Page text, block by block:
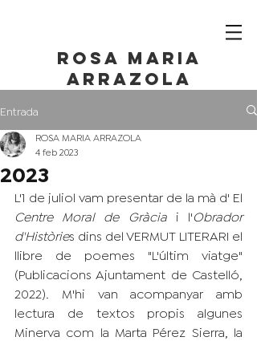
ROSA maria
ARRAZOLA
Entrada
2023
ROSA MARIA ARRAZOLA
4 feb 2023
L'1 de juliol vam presentar de la mà d' El
Centre Moral de Gràcia i l'Obrador
d'Històries dins del VERMUT LITERARI el
llibre de poemes "L'últim viatge"
(Publicacions Ajuntament de Castelló,
2022). M'hi van acompanyar amb
lectura de textos propis algunes
Minerva com la Marta Pérez Sierra, la